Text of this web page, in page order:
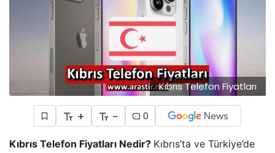
Kıbrıs Telefon Fiyatları
+ - 0
Kıbrıs Telefon Fiyatları Nedir? Kıbrıs’ta ve Türkiye’de